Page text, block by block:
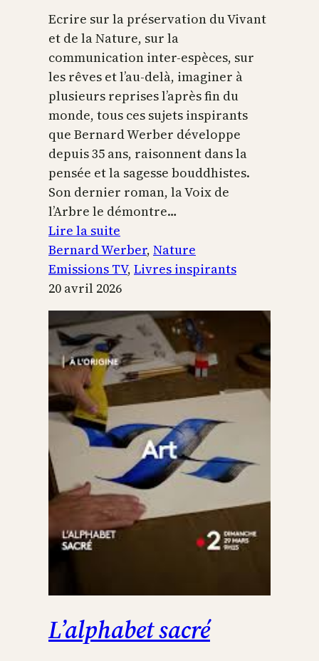
Ecrire sur la préservation du Vivant
et de la Nature, sur la
communication inter-espèces, sur
les rêves et l’au-delà, imaginer à
plusieurs reprises l’après fin du
monde, tous ces sujets inspirants
que Bernard Werber développe
depuis 35 ans, raisonnent dans la
pensée et la sagesse bouddhistes.
Son dernier roman, la Voix de
l’Arbre le démontre…
Lire la suite
La
Voix
de
l’arbre
Bernard Werber, Nature
Emissions TV, Livres inspirants
20 avril 2026
L’alphabet sacré